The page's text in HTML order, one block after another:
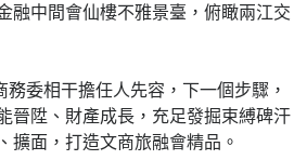
融中間會仙樓不雅景臺，俯瞰兩江交
委相干擔任人先容，下一個步驟，
晉陞、財產成長，充足發掘束縛碑汗
擴面，打造文商旅融會精品。